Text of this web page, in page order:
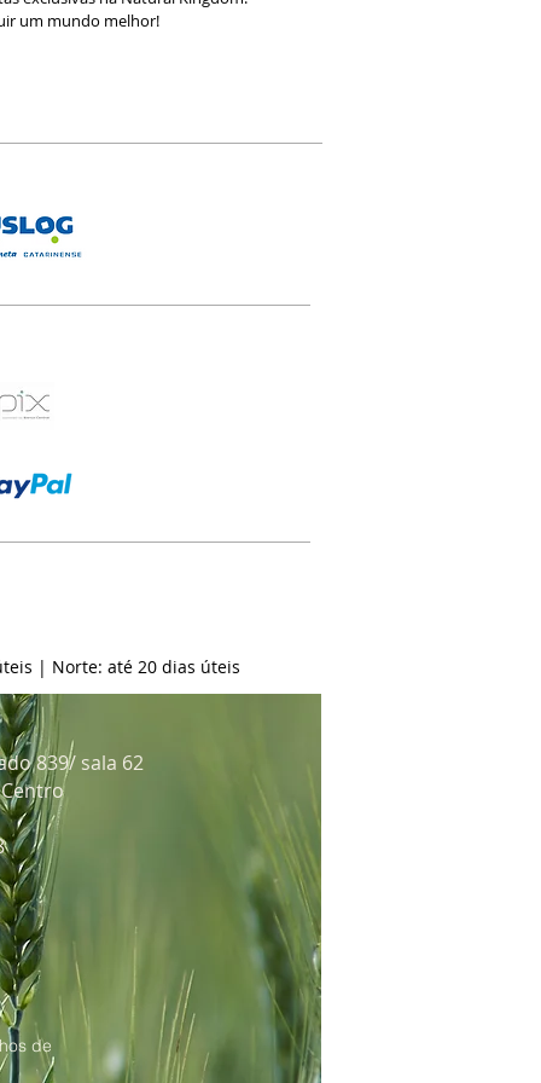
um mundo melhor!
| Norte: até 20 dias úteis
839/ sala 62
Centro
de